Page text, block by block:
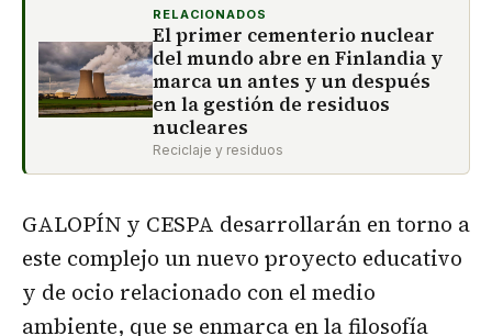
RELACIONADOS
El primer cementerio nuclear
del mundo abre en Finlandia y
marca un antes y un después
en la gestión de residuos
nucleares
Reciclaje y residuos
GALOPÍN y CESPA desarrollarán en torno a
este complejo un nuevo proyecto educativo
y de ocio relacionado con el medio
ambiente, que se enmarca en la filosofía